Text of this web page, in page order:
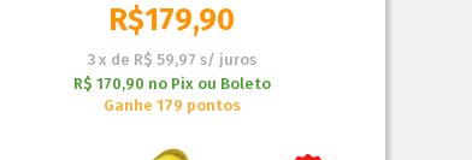
R$179,90
3 x de R$ 59,97 s/ juros
R$ 170,90 no Pix ou Boleto
Ganhe 179 pontos